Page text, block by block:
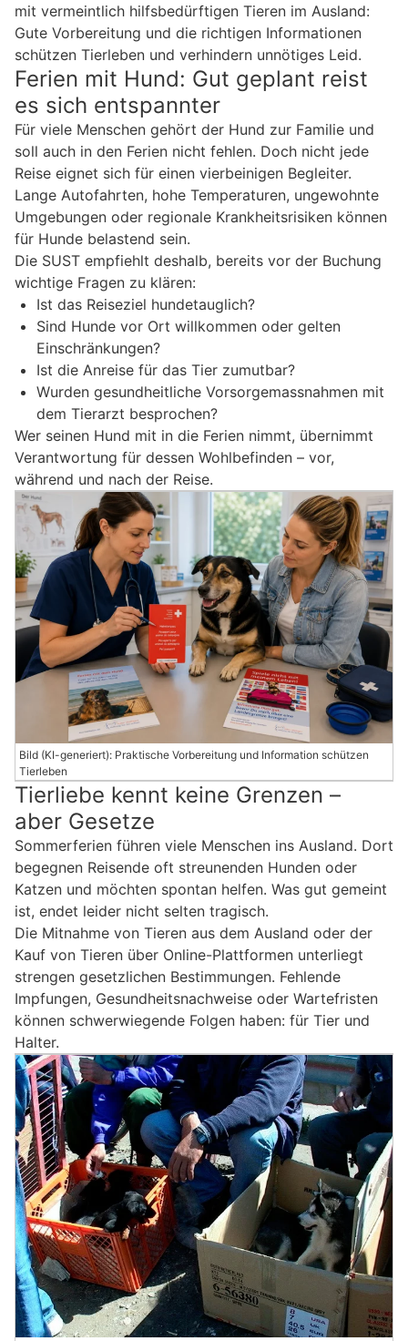
mit vermeintlich hilfsbedürftigen Tieren im Ausland:
Gute Vorbereitung und die richtigen Informationen
schützen Tierleben und verhindern unnötiges Leid.
Ferien mit Hund: Gut geplant reist
es sich entspannter
Für viele Menschen gehört der Hund zur Familie und
soll auch in den Ferien nicht fehlen. Doch nicht jede
Reise eignet sich für einen vierbeinigen Begleiter.
Lange Autofahrten, hohe Temperaturen, ungewohnte
Umgebungen oder regionale Krankheitsrisiken können
für Hunde belastend sein.
Die SUST empfiehlt deshalb, bereits vor der Buchung
wichtige Fragen zu klären:
Ist das Reiseziel hundetauglich?
Sind Hunde vor Ort willkommen oder gelten
Einschränkungen?
Ist die Anreise für das Tier zumutbar?
Wurden gesundheitliche Vorsorgemassnahmen mit
dem Tierarzt besprochen?
Wer seinen Hund mit in die Ferien nimmt, übernimmt
Verantwortung für dessen Wohlbefinden – vor,
während und nach der Reise.
Bild (KI-generiert): Praktische Vorbereitung und Information schützen
Tierleben
Tierliebe kennt keine Grenzen –
aber Gesetze
Sommerferien führen viele Menschen ins Ausland. Dort
begegnen Reisende oft streunenden Hunden oder
Katzen und möchten spontan helfen. Was gut gemeint
ist, endet leider nicht selten tragisch.
Die Mitnahme von Tieren aus dem Ausland oder der
Kauf von Tieren über Online-Plattformen unterliegt
strengen gesetzlichen Bestimmungen. Fehlende
Impfungen, Gesundheitsnachweise oder Wartefristen
können schwerwiegende Folgen haben: für Tier und
Halter.